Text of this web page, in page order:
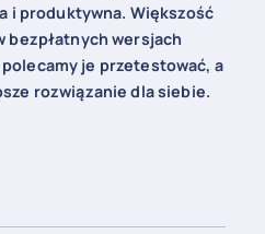
i produktywna. Większość
bezpłatnych wersjach
je przetestować, a
rozwiązanie dla siebie.